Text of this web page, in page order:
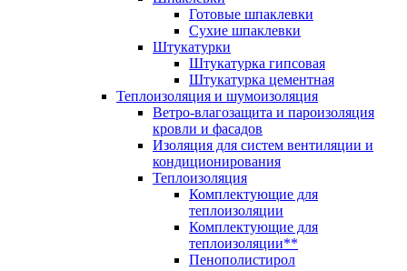
Готовые шпаклевки
Сухие шпаклевки
Штукатурки
Штукатурка гипсовая
Штукатурка цементная
Теплоизоляция и шумоизоляция
Ветро-влагозащита и пароизоляция
кровли и фасадов
Изоляция для систем вентиляции и
кондиционирования
Теплоизоляция
Комплектующие для
теплоизоляции
Комплектующие для
теплоизоляции**
Пенополистирол